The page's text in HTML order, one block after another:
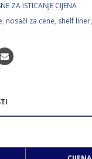
ZA ISTICANJE CIJENA
, nosači za cene, shelf liner,